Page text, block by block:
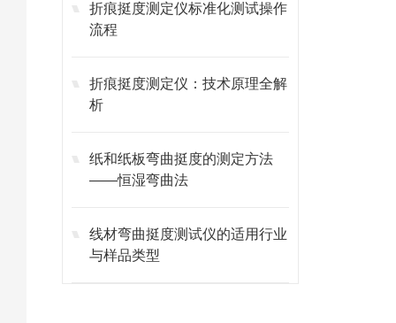
折痕挺度测定仪标准化测试操作
流程
折痕挺度测定仪：技术原理全解
析
纸和纸板弯曲挺度的测定方法
——恒湿弯曲法
线材弯曲挺度测试仪的适用行业
与样品类型